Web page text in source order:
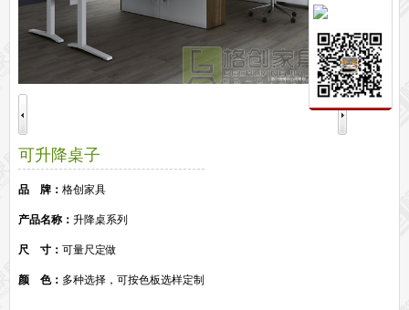
前台接待系列
培训桌
公共区域家具系列
高铁车站候车椅
他们正在使用格创家具
格创动态
行业动态
走进格创家具
可升降桌子
品 牌： 格创家具
产品名称： 升降桌系列
尺 寸： 可量尺定做
颜 色： 多种选择，可按色板选样定制